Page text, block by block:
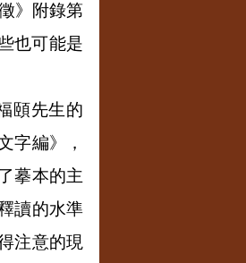
》附錄第
也可能是
頤先生的
字編》，
摹本的主
讀的水準
注意的現